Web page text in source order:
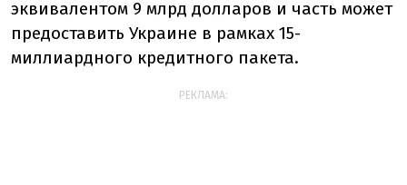
эквивалентом 9 млрд долларов и часть может
предоставить Украине в рамках 15-
миллиардного кредитного пакета.
РЕКЛАМА: